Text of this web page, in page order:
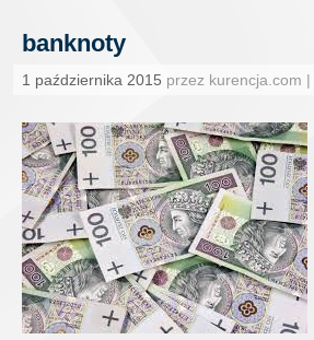
banknoty
1 października 2015 przez kurencja.com